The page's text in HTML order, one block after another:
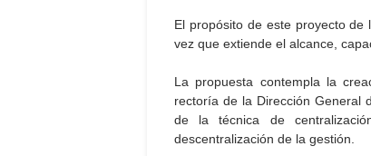
El propósito de este proyecto
vez que extiende el alcance,
La propuesta contempla la
rectoría de la Dirección General
de la técnica de
descentralización de la gestión.